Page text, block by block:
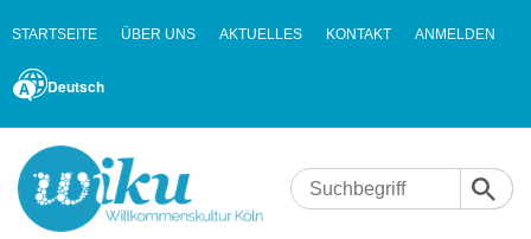
STARTSEITE ÜBER UNS AKTUELLES KONTAKT ANMELDEN
Deutsch